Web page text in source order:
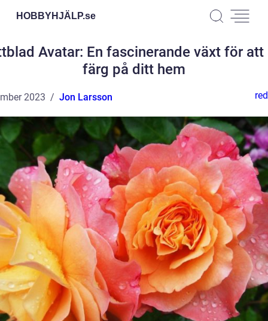
HOBBYHJÄLP.se
Avatar: En fascinerande växt för att
färg på ditt hem
2023 Jon Larsson